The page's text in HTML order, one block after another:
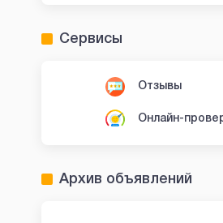
Сервисы
Отзывы
Онлайн-
Архив объявлений